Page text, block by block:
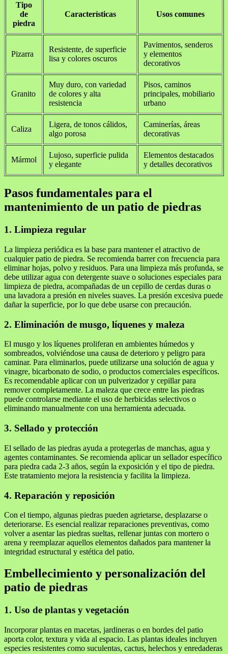
Tipo
de
piedra
Características Usos comunes
Pizarra
Resistente, de superficie
lisa y colores oscuros
Pavimentos, senderos
y elementos
decorativos
Granito
Muy duro, con variedad
de colores y alta
resistencia
Pisos, caminos
principales, mobiliario
urbano
Caliza
Ligera, de tonos cálidos,
algo porosa
Caminerías, áreas
decorativas
Mármol
Lujoso, superficie pulida
y elegante
Elementos destacados
y detalles decorativos
Pasos fundamentales para el
mantenimiento de un patio de piedras
1. Limpieza regular
La limpieza periódica es la base para mantener el atractivo de
cualquier patio de piedra. Se recomienda barrer con frecuencia para
eliminar hojas, polvo y residuos. Para una limpieza más profunda, se
debe utilizar agua con detergente suave o soluciones especiales para
limpieza de piedra, acompañadas de un cepillo de cerdas duras o
una lavadora a presión en niveles suaves. La presión excesiva puede
dañar la superficie, por lo que debe usarse con precaución.
2. Eliminación de musgo, líquenes y maleza
El musgo y los líquenes proliferan en ambientes húmedos y
sombreados, volviéndose una causa de deterioro y peligro para
caminar. Para eliminarlos, puede utilizarse una solución de agua y
vinagre, bicarbonato de sodio, o productos comerciales específicos.
Es recomendable aplicar con un pulverizador y cepillar para
remover completamente. La maleza que crece entre las piedras
puede controlarse mediante el uso de herbicidas selectivos o
eliminando manualmente con una herramienta adecuada.
3. Sellado y protección
El sellado de las piedras ayuda a protegerlas de manchas, agua y
agentes contaminantes. Se recomienda aplicar un sellador específico
para piedra cada 2-3 años, según la exposición y el tipo de piedra.
Este tratamiento mejora la resistencia y facilita la limpieza.
4. Reparación y reposición
Con el tiempo, algunas piedras pueden agrietarse, desplazarse o
deteriorarse. Es esencial realizar reparaciones preventivas, como
volver a asentar las piedras sueltas, rellenar juntas con mortero o
arena y reemplazar aquellos elementos dañados para mantener la
integridad estructural y estética del patio.
Embellecimiento y personalización del
patio de piedras
1. Uso de plantas y vegetación
Incorporar plantas en macetas, jardineras o en bordes del patio
aporta color, textura y vida al espacio. Las plantas ideales incluyen
especies resistentes como suculentas, cactus, helechos y enredaderas